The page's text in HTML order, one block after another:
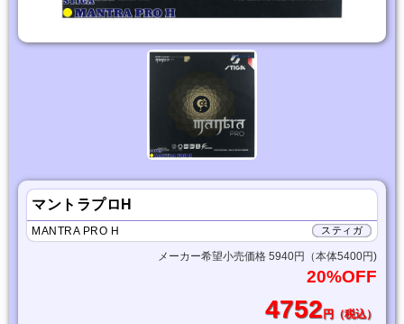
マントラプロH
スティガ
MANTRA PRO H
メーカー希望小売価格 5940円（本体5400円)
20%OFF
4752円（税込）